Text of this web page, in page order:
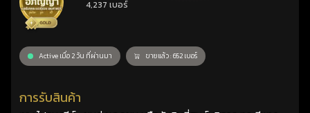
เลขศาสตร์
4,237 เบอร์
Active เมื่อ 2 วัน ที่ผ่านมา ขายแล้ว : 652 เบอร์
การรับสินค้า